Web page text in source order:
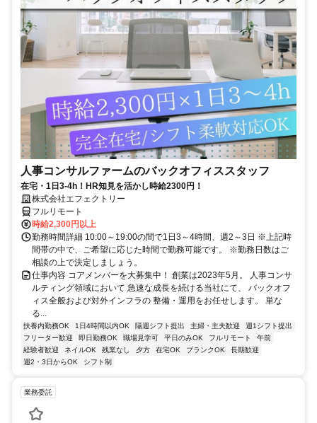
人事コンサルファームのバックオフィススタッフ
在宅・1日3-4h！HR知見を活かし時給2300円！
株式会社エフェクトリー
フルリモート
時給2,300円以上
勤務時間詳細 10:00～19:00の間で1日3～4時間、週2～3日 ※上記時
間帯の中で、ご希望に応じた時間で勤務可能です。 ※勤務日数はご
相談の上で決定しましょう。
仕事内容 コアメンバーを大募集中！ 創業は2023年5月。 人事コンサ
ルティング領域において 急速な成長を続ける当社にて、 バックオフ
ィス全般および対外インフラの 整備・運用をお任せします。 単な
る...
扶養内勤務OK 1日4時間以内OK 隔週シフト提出 主婦・主夫歓迎
週1シフト提出
フリーター歓迎
即日勤務OK 職場見学可 平日のみOK フルリモート
午前
経験者歓迎
ネイルOK 残業なし 夕方 在宅OK ブランクOK
長期歓迎
週2・3日からOK
シフト制
業務委託